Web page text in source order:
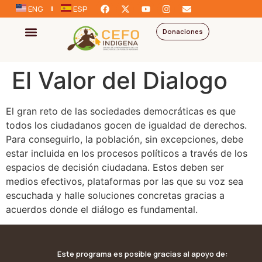
ENG ESP
Donaciones
El Valor del Dialogo
El gran reto de las sociedades democráticas es que
todos los ciudadanos gocen de igualdad de derechos.
Para conseguirlo, la población, sin excepciones, debe
estar incluida en los procesos políticos a través de los
espacios de decisión ciudadana. Estos deben ser
medios efectivos, plataformas por las que su voz sea
escuchada y halle soluciones concretas gracias a
acuerdos donde el diálogo es fundamental.
Este programa es posible gracias al apoyo de: